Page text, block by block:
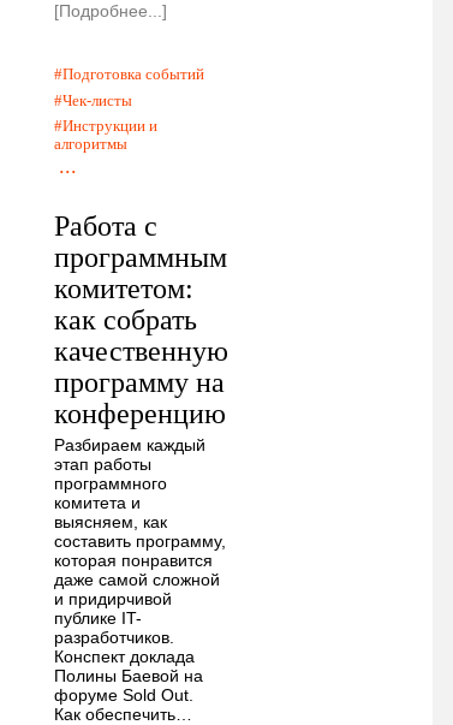
[Подробнее...]
Подготовка событий
Чек-листы
Инструкции и
алгоритмы
...
Работа с
программным
комитетом:
как собрать
качественную
программу на
конференцию
Разбираем каждый
этап работы
программного
комитета и
выясняем, как
составить программу,
которая понравится
даже самой сложной
и придирчивой
публике IT-
разработчиков.
Конспект доклада
Полины Баевой на
форуме Sold Out.
Как обеспечить…